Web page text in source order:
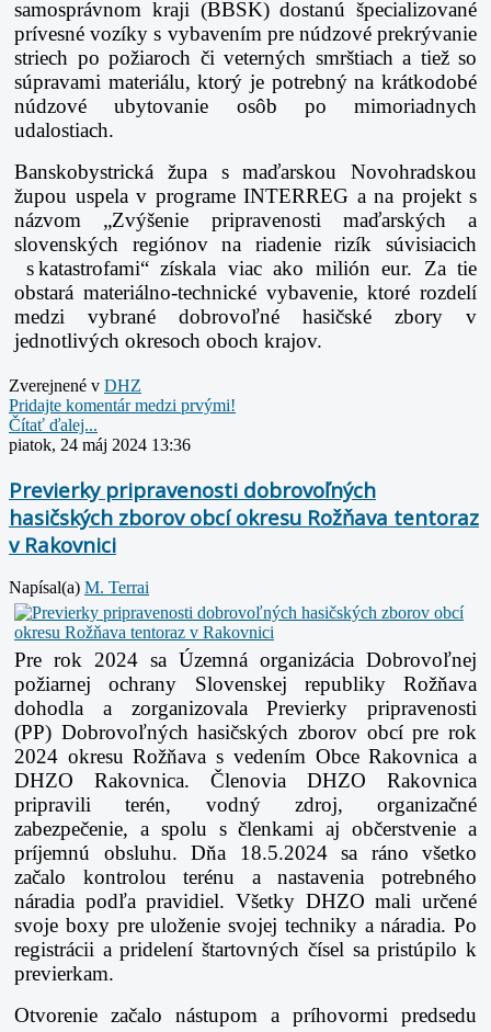
samosprávnom kraji (BBSK) dostanú špecializované
prívesné vozíky s vybavením pre núdzové prekrývanie
striech po požiaroch či veterných smrštiach a tiež so
súpravami materiálu, ktorý je potrebný na krátkodobé
núdzové ubytovanie osôb po mimoriadnych
udalostiach.
Banskobystrická župa s maďarskou Novohradskou
župou uspela v programe INTERREG a na projekt s
názvom „Zvýšenie pripravenosti maďarských a
slovenských regiónov na riadenie rizík súvisiacich
s katastrofami“ získala viac ako milión eur. Za tie
obstará materiálno-technické vybavenie, ktoré rozdelí
medzi vybrané dobrovoľné hasičské zbory v
jednotlivých okresoch oboch krajov.
Zverejnené v DHZ
Pridajte komentár medzi prvými!
Čítať ďalej...
piatok, 24 máj 2024 13:36
Previerky pripravenosti dobrovoľných
hasičských zborov obcí okresu Rožňava tentoraz
v Rakovnici
Napísal(a) M. Terrai
Pre rok 2024 sa Územná organizácia Dobrovoľnej
požiarnej ochrany Slovenskej republiky Rožňava
dohodla a zorganizovala Previerky pripravenosti
(PP) Dobrovoľných hasičských zborov obcí pre rok
2024 okresu Rožňava s vedením Obce Rakovnica a
DHZO Rakovnica. Členovia DHZO Rakovnica
pripravili terén, vodný zdroj, organizačné
zabezpečenie, a spolu s členkamiaj občerstvenie a
príjemnú obsluhu. Dňa 18.5.2024 sa ráno všetko
začalo kontrolou terénu a nastavenia potrebného
náradia podľa pravidiel. Všetky DHZO mali určené
svoje boxy preuloženie svojej techniky a náradia. Po
registrácii a pridelení štartovných čísel sa pristúpilo k
previerkam.
Otvorenie začalo nástupom a príhovormi predsedu